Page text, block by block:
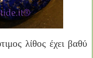
λίθος έχει βαθύ